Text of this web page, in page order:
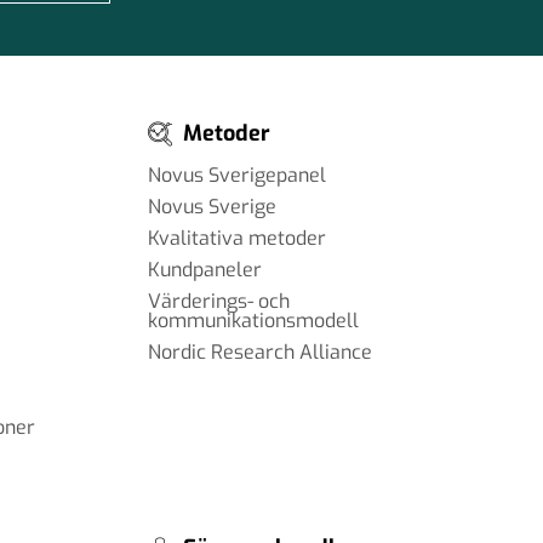
Metoder
Novus Sverigepanel
Novus Sverige
Kvalitativa metoder
Kundpaneler
Värderings- och
kommunikationsmodell
Nordic Research Alliance